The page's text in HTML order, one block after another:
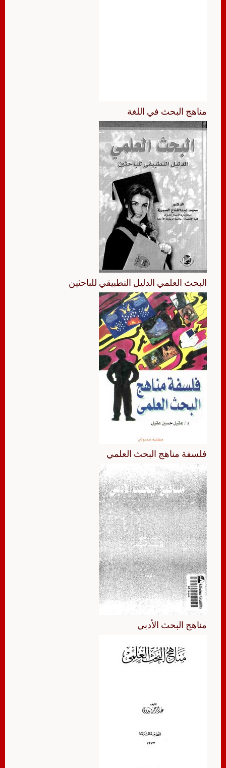
مناهج البحث في اللغة
البحث العلمي الدليل التطبيقي للباحثين
فلسفة مناهج البحث العلمي
مناهج البحث الأدبي